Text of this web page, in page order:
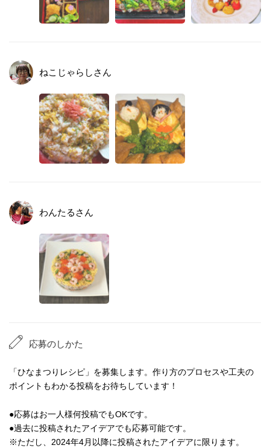
ねこじゃらし さん
わんたる さん
応募のしかた
「ひなまつりレシピ」を募集します。作り方のプロセスや工夫の
ポイントもわかる投稿をお待ちしています！
●応募はお一人様何投稿でもOKです。
●過去に投稿されたアイデアでも応募可能です。
※ただし、2024年4月以降に投稿されたアイデアに限ります。